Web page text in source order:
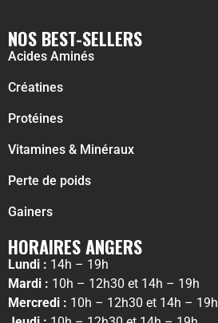
NOS BEST-SELLERS
Acides Aminés
Créatines
Protéines
Vitamines & Minéraux
Perte de poids
Gainers
HORAIRES ANGERS
Lundi : 14h – 19h
Mardi : 10h – 12h30 et 14h – 19h
Mercredi : 10h – 12h30 et 14h – 19h